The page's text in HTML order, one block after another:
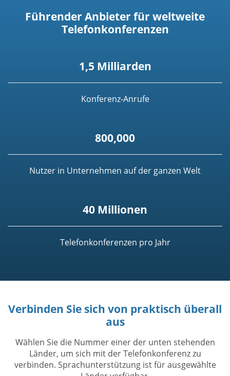
Führender Anbieter für weltweite
Telefonkonferenzen
1,5 Milliarden
Konferenz-Anrufe
800,000
Nutzer in Unternehmen auf der ganzen Welt
40 Millionen
Telefonkonferenzen pro Jahr
Verbinden Sie sich von praktisch überall
aus
Wählen Sie die Nummer einer der unten stehenden
Länder, um sich mit der Telefonkonferenz zu
verbinden. Sprachunterstützung ist für ausgewählte